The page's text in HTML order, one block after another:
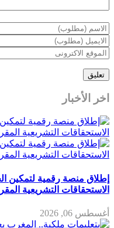
اخر الأخبار
إطلاق منصة رقمية لتمكين
الاستحقاقات التشريعية المقررة يوم 23
أغسطس 06, 2026